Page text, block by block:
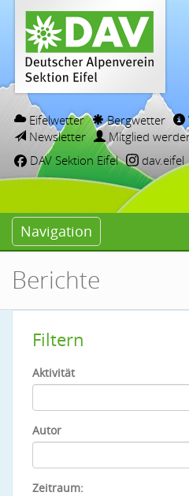
Eifelwetter Bergwetter
Newsletter
Mitglied
DAV Sektion Eifel
dav.eifel
Navigation
Berichte
Filtern
Aktivität
Autor
Zeitraum: